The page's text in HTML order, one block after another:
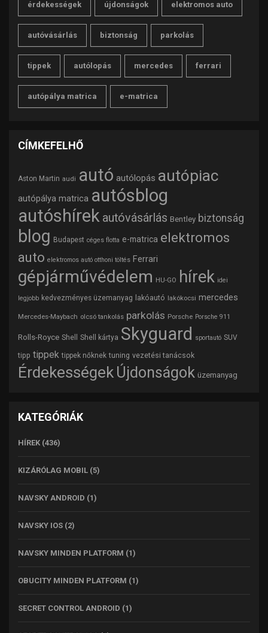
érdekességek újdonságok elektromos auto
autóvásárlás biztonság parkolás
tippek autólopás mercedes ferrari
autópálya matrica e-matrica
CÍMKEFELHŐ
Aston Martin audi autó autólopás autópiac
autópálya matrica autósblog
autóshírek autóvásárlás Bentley biztonság
blog Budapest céges flotta e-matrica elektromos
auto elektromos autó otthoni töltés Ferrari
gépjárművédelem HU-GO hírek idei
legjobb kedvezményes üzemanyag lakóautó lakókocsi mercedes
Mercedes-Maybach olcsó tankolás parkolás Porsche Porsche 911
Rolls-Royce Shell Shell kártya Skyguard sportautó SUV
tipp tippek tippek nőknek tuning vezetési tanácsok
Érdekességek Újdonságok üzemanyag
KATEGÓRIÁK
HÍREK (436)
KIZÁRÓLAG MOBIL (5)
NAVSKY ANDROID (1)
NAVSKY IOS (2)
NAVSKY MINDEN PLATFORM (1)
OBUCITY MINDEN PLATFORM (1)
SECRET CONTROL ANDROID (1)